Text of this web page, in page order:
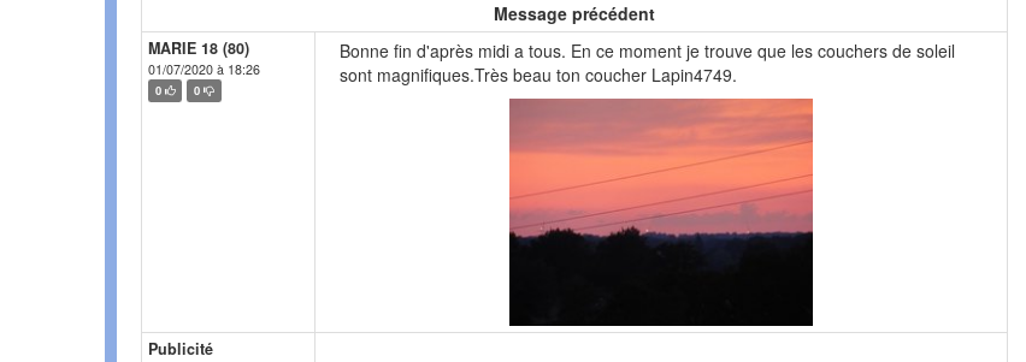
Message précédent
MARIE 18 (80)
01/07/2020 à 18:26
0 0
Bonne fin d'après midi a tous. En ce moment je trouve que les couchers de soleil
sont magnifiques.Très beau ton coucher Lapin4749.
Publicité